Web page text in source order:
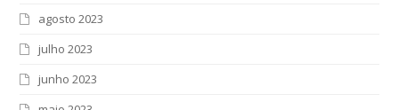
agosto 2023
julho 2023
junho 2023